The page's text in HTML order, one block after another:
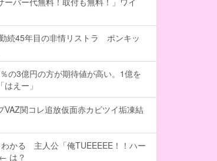
続45年目の非情リストラ ポンキッ
の3億円の方が期待値が高い。1億を
えー」
関コレ追放仮面赤カビツイ垢凍結
かる 主人公「俺TUEEEEE！！ハー
は？